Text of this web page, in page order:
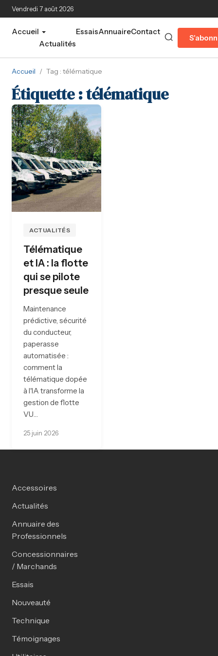
Aller au contenu principal
Vendredi 7 août 2026
Accueil
Actualités
EssaisAnnuaireContact
Accueil / Tag : télématique
Étiquette :télématique
ACTUALITÉS
Télématique
et IA : la flotte
qui se pilote
presque seule
Maintenance
prédictive, sécurité
du conducteur,
paperasse
automatisée :
comment la
télématique dopée
à l'IA transforme la
gestion de flotte
VU…
25 juin 2026
Accessoires
Actualités
Annuaire des
Professionnels
Concessionnaires
/ Marchands
Essais
Nouveauté
Technique
Témoignages